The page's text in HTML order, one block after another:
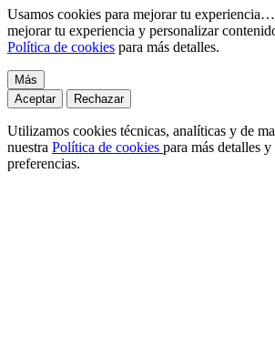
Usamos cookies para mejorar tu experiencia…
mejorar tu experiencia y personalizar
Política de cookies para más detalles.
Más
Aceptar
Rechazar
Utilizamos cookies técnicas, analíticas y de
nuestra Política de cookies para más detalles
preferencias.